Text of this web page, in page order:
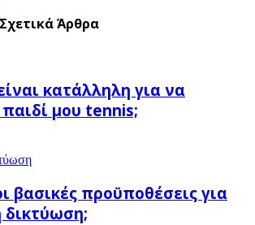
Άρθρα
κατάλληλη για να
παιδί μου tennis;
βασικές προϋποθέσεις για
δικτύωση;